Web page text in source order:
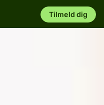
Tilmeld dig